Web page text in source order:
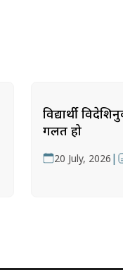
विद्यार्थी
गलत हो
20 July, 2026 |